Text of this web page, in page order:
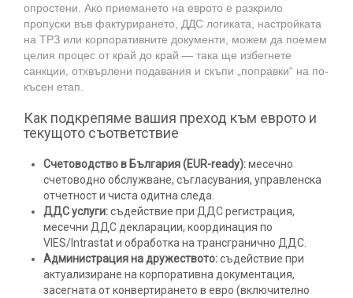
опростени. Ако приемането на еврото е разкрило
пропуски във фактурирането, ДДС логиката, настройката
на ТРЗ или корпоративните документи, можем да поемем
целия процес от край до край — така ще избегнете
санкции, отхвърлени подавания и скъпи „поправки“ на по-
късен етап.
Как подкрепяме вашия преход към еврото и
текущото съответствие
Счетоводство в България (EUR-ready):месечно
счетоводно обслужване, съгласувания, управленска
отчетност и чиста одитна следа.
ДДС услуги:съдействие при ДДС регистрация,
месечни ДДС декларации, координация по
VIES/Intrastat и обработка на трансгранично ДДС.
Администрация на дружеството:съдействие при
актуализиране на корпоративна документация,
засегната от конвертирането в евро (включително